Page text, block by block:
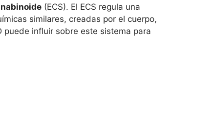
(ECS). El ECS regula una
similares, creadas por el cuerpo,
puede influir sobre este sistema para